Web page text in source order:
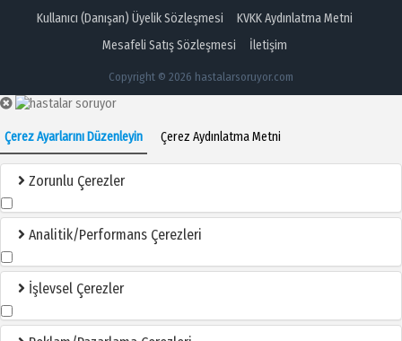
Kullanıcı (Danışan) Üyelik Sözleşmesi
KVKK Aydınlatma Metni
Mesafeli Satış Sözleşmesi
İletişim
Copyright © 2026 hastalarsoruyor.com
Çerez Ayarlarını Düzenleyin Çerez Aydınlatma Metni
Zorunlu Çerezler
Analitik/Performans Çerezleri
İşlevsel Çerezler